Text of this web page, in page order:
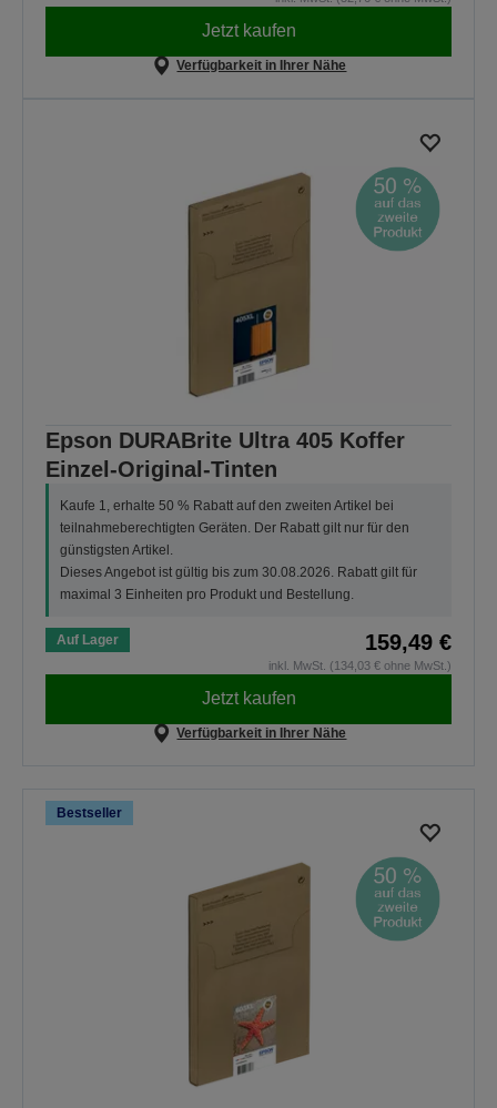
Jetzt kaufen
Verfügbarkeit in Ihrer Nähe
Epson DURABrite Ultra 405 Koffer
Einzel-Original-Tinten
Kaufe 1, erhalte 50 % Rabatt auf den zweiten Artikel bei
teilnahmeberechtigten Geräten. Der Rabatt gilt nur für den
günstigsten Artikel.
Dieses Angebot ist gültig bis zum 30.08.2026. Rabatt gilt für
maximal 3 Einheiten pro Produkt und Bestellung.
Auf Lager 159,49 €
inkl. MwSt. (134,03 € ohne MwSt.)
Jetzt kaufen
Verfügbarkeit in Ihrer Nähe
Bestseller